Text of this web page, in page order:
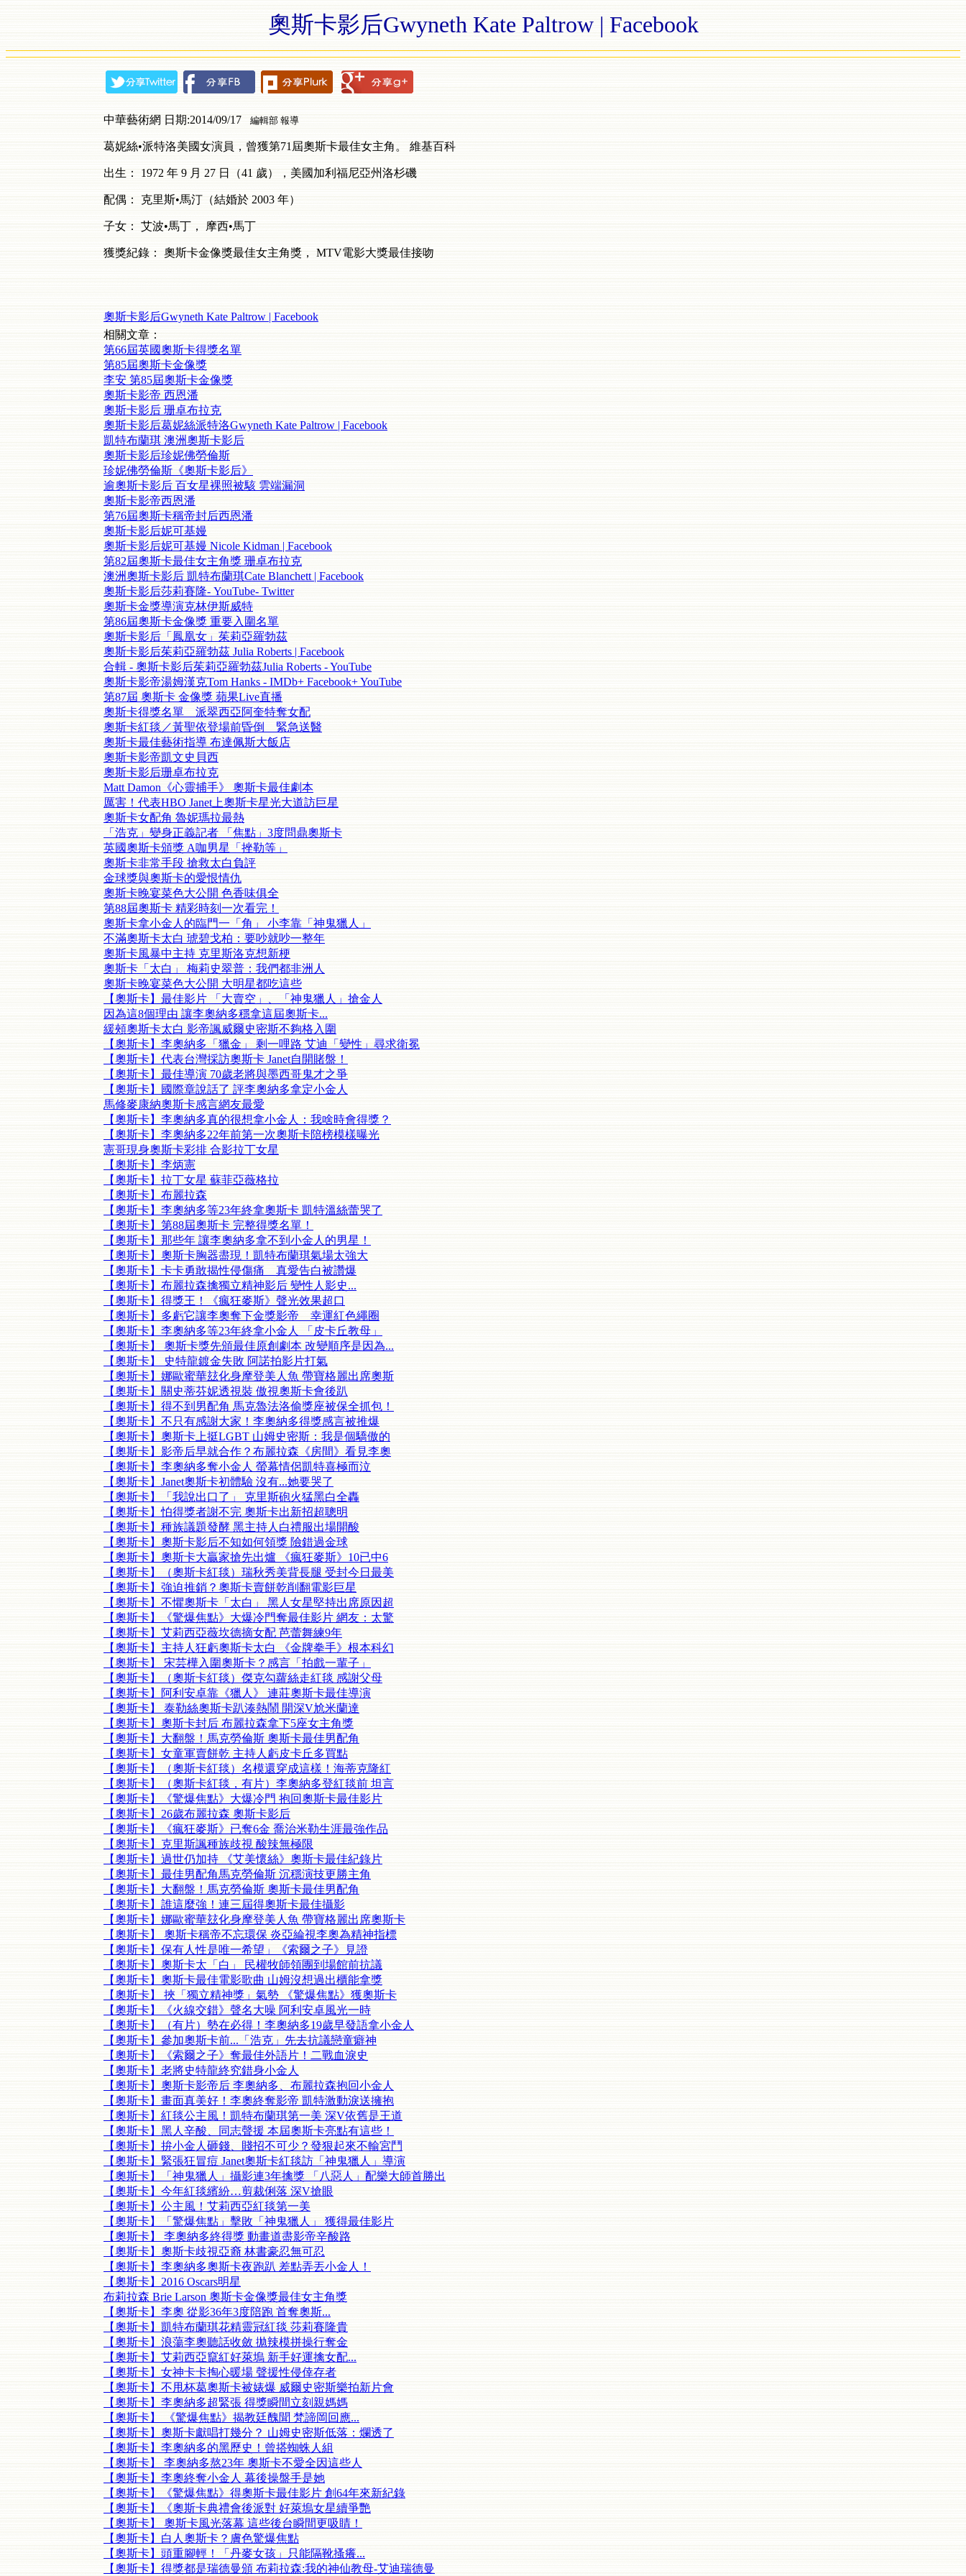
奧斯卡影后Gwyneth Kate Paltrow | Facebook
中華藝術網 日期:2014/09/17 編輯部 報導
葛妮絲•派特洛美國女演員，曾獲第71 屆奧斯卡最佳女主角。 維基百科
出生： 1972 年 9 月 27 日（41 歲），美國加利福尼亞州洛杉磯
配偶： 克里斯•馬汀（結婚於 2003 年）
子女： 艾波•馬丁， 摩西•馬丁
獲獎紀錄： 奧斯卡金像獎最佳女主角獎， MTV電影大獎最佳接吻
奧斯卡影后Gwyneth Kate Paltrow | Facebook
相關文章：
第66屆英國奧斯卡得獎名單
第85屆奧斯卡金像獎
李安 第85屆奧斯卡金像獎
奧斯卡影帝 西恩潘
奧斯卡影后 珊卓布拉克
奧斯卡影后葛妮絲派特洛Gwyneth Kate Paltrow | Facebook
凱特布蘭琪 澳洲奧斯卡影后
奧斯卡影后珍妮佛勞倫斯
珍妮佛勞倫斯《奧斯卡影后》
逾奧斯卡影后 百女星裸照被駭 雲端漏洞
奧斯卡影帝西恩潘
第76屆奧斯卡稱帝封后西恩潘
奧斯卡影后妮可基嫚
奧斯卡影后妮可基嫚 Nicole Kidman | Facebook
第82屆奧斯卡最佳女主角獎 珊卓布拉克
澳洲奧斯卡影后 凱特布蘭琪Cate Blanchett | Facebook
奧斯卡影后莎莉賽隆- YouTube- Twitter
奧斯卡金獎導演克林伊斯威特
第86屆奧斯卡金像獎 重要入圍名單
奧斯卡影后「鳳凰女」茱莉亞羅勃茲
奧斯卡影后茱莉亞羅勃茲 Julia Roberts | Facebook
合輯 - 奧斯卡影后茱莉亞羅勃茲Julia Roberts - YouTube
奧斯卡影帝湯姆漢克Tom Hanks - IMDb+ Facebook+ YouTube
第87屆 奧斯卡 金像獎 蘋果Live直播
奧斯卡得獎名單 派翠西亞阿奎特奪女配
奧斯卡紅毯／黃聖依登場前昏倒 緊急送醫
奧斯卡最佳藝術指導 布達佩斯大飯店
奧斯卡影帝凱文史貝西
奧斯卡影后珊卓布拉克
Matt Damon《心靈捕手》 奧斯卡最佳劇本
厲害！代表HBO Janet上奧斯卡星光大道訪巨星
奧斯卡女配角 魯妮瑪拉最熱
「浩克」變身正義記者 「焦點」3度問鼎奧斯卡
英國奧斯卡頒獎 A咖男星「挫勒等」
奧斯卡非常手段 搶救太白負評
金球獎與奧斯卡的愛恨情仇
奧斯卡晚宴菜色大公開 色香味俱全
第88屆奧斯卡 精彩時刻一次看完！
奧斯卡拿小金人的臨門一「角」 小李靠「神鬼獵人」
不滿奧斯卡太白 琥碧戈柏：要吵就吵一整年
奧斯卡風暴中主持 克里斯洛克想新梗
奧斯卡「太白」 梅莉史翠普：我們都非洲人
奧斯卡晚宴菜色大公開 大明星都吃這些
【奧斯卡】最佳影片 「大賣空」、「神鬼獵人」搶金人
因為這8個理由 讓李奧納多穩拿這屆奧斯卡...
緩頰奧斯卡太白 影帝諷威爾史密斯不夠格入圍
【奧斯卡】李奧納多「獵金」 剩一哩路 艾迪「變性」尋求衛冕
【奧斯卡】代表台灣採訪奧斯卡 Janet自開賭盤！
【奧斯卡】最佳導演 70歲老將與墨西哥鬼才之爭
【奧斯卡】國際章說話了 評李奧納多拿定小金人
馬修麥康納奧斯卡感言網友最愛
【奧斯卡】李奧納多真的很想拿小金人：我啥時會得獎？
【奧斯卡】李奧納多22年前第一次奧斯卡陪榜模樣曝光
憲哥現身奧斯卡彩排 合影拉丁女星
【奧斯卡】李炳憲
【奧斯卡】拉丁女星 蘇菲亞薇格拉
【奧斯卡】布麗拉森
【奧斯卡】李奧納多等23年終拿奧斯卡 凱特溫絲蕾哭了
【奧斯卡】第88屆奧斯卡 完整得獎名單！
【奧斯卡】那些年 讓李奧納多拿不到小金人的男星！
【奧斯卡】奧斯卡胸器盡現！凱特布蘭琪氣場太強大
【奧斯卡】卡卡勇敢揭性侵傷痛 真愛告白被讚爆
【奧斯卡】布麗拉森擒獨立精神影后 變性人影史...
【奧斯卡】得獎王！《瘋狂麥斯》聲光效果超口
【奧斯卡】多虧它讓李奧奪下金獎影帝 幸運紅色繩圈
【奧斯卡】李奧納多等23年終拿小金人 「皮卡丘教母」
【奧斯卡】 奧斯卡獎先頒最佳原創劇本 改變順序是因為...
【奧斯卡】 史特龍鍍金失敗 阿諾拍影片打氣
【奧斯卡】娜歐蜜華玆化身摩登美人魚 帶寶格麗出席奧斯
【奧斯卡】關史蒂芬妮透視裝 傲視奧斯卡會後趴
【奧斯卡】得不到男配角 馬克魯法洛偷獎座被保全抓包！
【奧斯卡】不只有感謝大家！李奧納多得獎感言被推爆
【奧斯卡】奧斯卡上挺LGBT 山姆史密斯：我是個驕傲的
【奧斯卡】影帝后早就合作？布麗拉森《房間》看見李奧
【奧斯卡】李奧納多奪小金人 螢幕情侶凱特喜極而泣
【奧斯卡】Janet奧斯卡初體驗 沒有...她要哭了
【奧斯卡】「我說出口了」 克里斯砲火猛黑白全轟
【奧斯卡】怕得獎者謝不完 奧斯卡出新招超聰明
【奧斯卡】種族議題發酵 黑主持人白禮服出場開酸
【奧斯卡】奧斯卡影后不知如何領獎 險錯過金球
【奧斯卡】奧斯卡大贏家搶先出爐 《瘋狂麥斯》10已中6
【奧斯卡】（奧斯卡紅毯）瑞秋秀美背長腿 受封今日最美
【奧斯卡】強迫推銷？奧斯卡賣餅乾削翻電影巨星
【奧斯卡】不懼奧斯卡「太白」 黑人女星堅持出席原因超
【奧斯卡】《驚爆焦點》大爆冷門奪最佳影片 網友：太驚
【奧斯卡】艾莉西亞薇坎德摘女配 芭蕾舞練9年
【奧斯卡】主持人狂虧奧斯卡太白 《金牌拳手》根本科幻
【奧斯卡】 宋芸樺入圍奧斯卡？感言「拍戲一輩子」
【奧斯卡】（奧斯卡紅毯）傑克勾蘿絲走紅毯 感謝父母
【奧斯卡】阿利安卓靠《獵人》 連莊奧斯卡最佳導演
【奧斯卡】 泰勒絲奧斯卡趴湊熱鬧 開深V尬米蘭達
【奧斯卡】奧斯卡封后 布麗拉森拿下5座女主角獎
【奧斯卡】大翻盤！馬克勞倫斯 奧斯卡最佳男配角
【奧斯卡】女童軍賣餅乾 主持人虧皮卡丘多買點
【奧斯卡】（奧斯卡紅毯）名模還穿成這樣！海蒂克隆紅
【奧斯卡】（奧斯卡紅毯，有片）李奧納多登紅毯前 坦言
【奧斯卡】《驚爆焦點》大爆冷門 抱回奧斯卡最佳影片
【奧斯卡】26歲布麗拉森 奧斯卡影后
【奧斯卡】《瘋狂麥斯》已奪6金 喬治米勒生涯最強作品
【奧斯卡】克里斯諷種族歧視 酸辣無極限
【奧斯卡】過世仍加持 《艾美懷絲》奧斯卡最佳紀錄片
【奧斯卡】最佳男配角馬克勞倫斯 沉穩演技更勝主角
【奧斯卡】大翻盤！馬克勞倫斯 奧斯卡最佳男配角
【奧斯卡】誰這麼強！連三屆得奧斯卡最佳攝影
【奧斯卡】娜歐蜜華玆化身摩登美人魚 帶寶格麗出席奧斯卡
【奧斯卡】 奧斯卡稱帝不忘環保 炎亞綸視李奧為精神指標
【奧斯卡】保有人性是唯一希望」《索爾之子》見證
【奧斯卡】奧斯卡太「白」 民權牧師領團到場館前抗議
【奧斯卡】奧斯卡最佳電影歌曲 山姆沒想過出櫃能拿獎
【奧斯卡】 挾「獨立精神獎」氣勢 《驚爆焦點》獲奧斯卡
【奧斯卡】《火線交錯》聲名大噪 阿利安卓風光一時
【奧斯卡】（有片）勢在必得！李奧納多19歲早發語拿小金人
【奧斯卡】參加奧斯卡前...「浩克」先去抗議戀童癖神
【奧斯卡】《索爾之子》奪最佳外語片！二戰血淚史
【奧斯卡】老將史特龍終究錯身小金人
【奧斯卡】奧斯卡影帝后 李奧納多、布麗拉森抱回小金人
【奧斯卡】畫面真美好！李奧終奪影帝 凱特激動淚送擁抱
【奧斯卡】紅毯公主風！凱特布蘭琪第一美 深V依舊是王道
【奧斯卡】黑人辛酸、同志聲援 本屆奧斯卡亮點有這些！
【奧斯卡】拚小金人砸錢、賤招不可少？發狠起來不輸宮鬥
【奧斯卡】緊張狂冒痘 Janet奧斯卡紅毯訪「神鬼獵人」導演
【奧斯卡】「神鬼獵人」攝影連3年擒獎 「八惡人」配樂大師首勝出
【奧斯卡】今年紅毯繽紛…剪裁俐落 深V搶眼
【奧斯卡】公主風！艾莉西亞紅毯第一美
【奧斯卡】「驚爆焦點」擊敗「神鬼獵人」 獲得最佳影片
【奧斯卡】 李奧納多終得獎 動畫道盡影帝辛酸路
【奧斯卡】奧斯卡歧視亞裔 林書豪忍無可忍
【奧斯卡】李奧納多奧斯卡夜跑趴 差點弄丟小金人！
【奧斯卡】2016 Oscars明星
布莉拉森 Brie Larson 奧斯卡金像獎最佳女主角獎
【奧斯卡】李奧 從影36年3度陪跑 首奪奧斯...
【奧斯卡】凱特布蘭琪花精靈冠紅毯 莎莉賽隆貴
【奧斯卡】浪蕩李奧聽話收斂 拋辣模拼操行奪金
【奧斯卡】艾莉西亞竄紅好萊塢 新手好運擒女配...
【奧斯卡】女神卡卡掏心暖場 聲援性侵倖存者
【奧斯卡】不甩杯葛奧斯卡被婊爆 威爾史密斯樂拍新片會
【奧斯卡】李奧納多超緊張 得獎瞬間立刻親媽媽
【奧斯卡】 《驚爆焦點》揭教廷醜聞 梵諦岡回應...
【奧斯卡】奧斯卡獻唱打幾分？ 山姆史密斯低落：爛透了
【奧斯卡】李奧納多的黑歷史！曾搭蜘蛛人組
【奧斯卡】 李奧納多熬23年 奧斯卡不愛全因這些人
【奧斯卡】李奧終奪小金人 幕後操盤手是她
【奧斯卡】《驚爆焦點》得奧斯卡最佳影片 創64年來新紀錄
【奧斯卡】《奧斯卡典禮會後派對 好萊塢女星續爭艷
【奧斯卡】 奧斯卡風光落幕 這些後台瞬間更吸睛！
【奧斯卡】白人奧斯卡？膚色驚爆焦點
【奧斯卡】頭重腳輕！「丹麥女孩」只能隔靴搔癢...
【奧斯卡】得獎都是瑞德曼頒 布莉拉森:我的神仙教母-艾迪瑞德曼